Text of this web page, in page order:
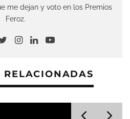
me dejan y voto en los Premios
Feroz.